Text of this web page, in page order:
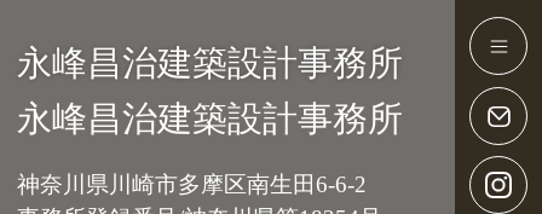
Main Navigation
永峰昌治建築設計事務所
永峰昌治建築設計事務所
神奈川県川崎市多摩区南生田6-6-2